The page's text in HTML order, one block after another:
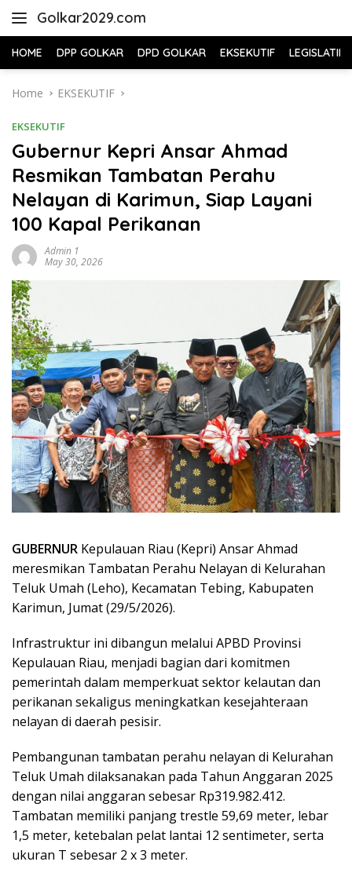
Golkar2029.com
HOME DPP GOLKAR DPD GOLKAR EKSEKUTIF LEGISLATIF
Home EKSEKUTIF
EKSEKUTIF
Gubernur Kepri Ansar Ahmad
Resmikan Tambatan Perahu
Nelayan di Karimun, Siap Layani
100 Kapal Perikanan
Admin 1
May 30, 2026
GUBERNUR Kepulauan Riau (Kepri) Ansar Ahmad
meresmikan Tambatan Perahu Nelayan di Kelurahan
Teluk Umah (Leho), Kecamatan Tebing, Kabupaten
Karimun, Jumat (29/5/2026).
Infrastruktur ini dibangun melalui APBD Provinsi
Kepulauan Riau, menjadi bagian dari komitmen
pemerintah dalam memperkuat sektor kelautan dan
perikanan sekaligus meningkatkan kesejahteraan
nelayan di daerah pesisir.
Pembangunan tambatan perahu nelayan di Kelurahan
Teluk Umah dilaksanakan pada Tahun Anggaran 2025
dengan nilai anggaran sebesar Rp319.982.412.
Tambatan memiliki panjang trestle 59,69 meter, lebar
1,5 meter, ketebalan pelat lantai 12 sentimeter, serta
ukuran T sebesar 2 x 3 meter.